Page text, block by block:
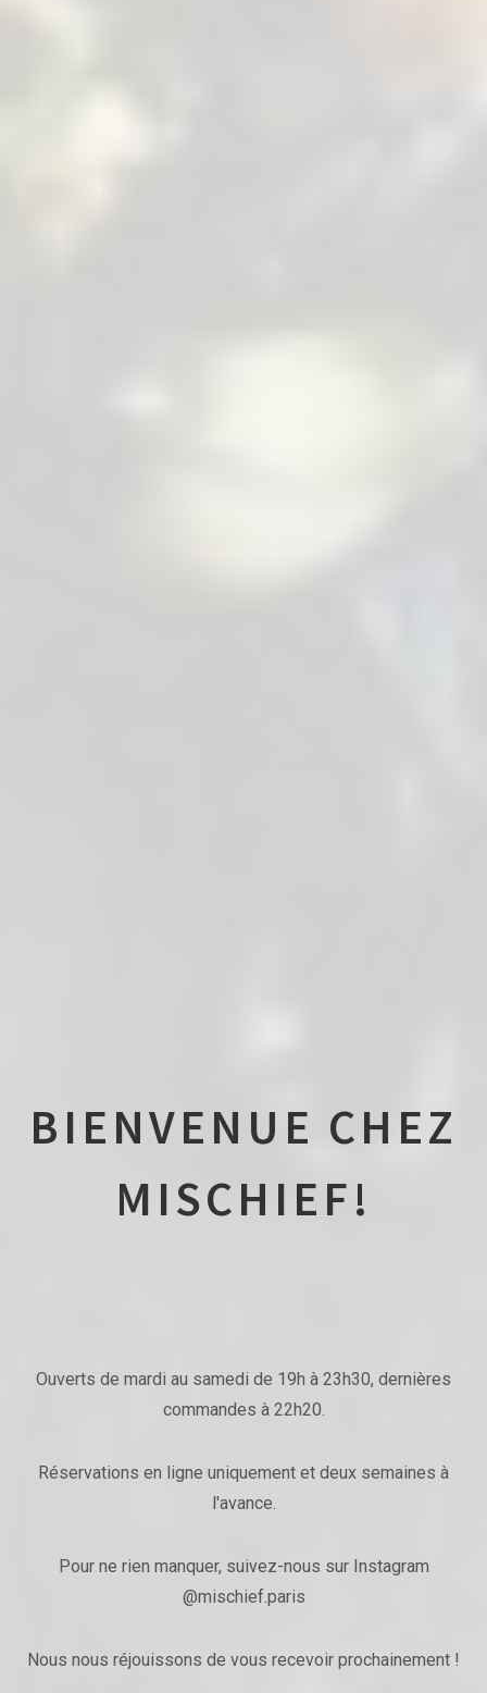
BIENVENUE CHEZ
MISCHIEF!
Ouverts de mardi au samedi de 19h à 23h30, dernières
commandes à 22h20.
Réservations en ligne uniquement et deux semaines à
l'avance.
Pour ne rien manquer, suivez-nous sur Instagram
@mischief.paris
Nous nous réjouissons de vous recevoir prochainement !